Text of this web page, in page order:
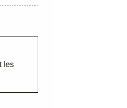
les